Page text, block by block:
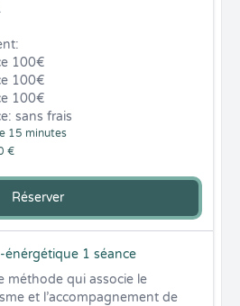
15 minutes
€
100€
100€
100€
sans frais
Réserver
énérgétique 1 séance
méthode qui associe le
et l’accompagnement de